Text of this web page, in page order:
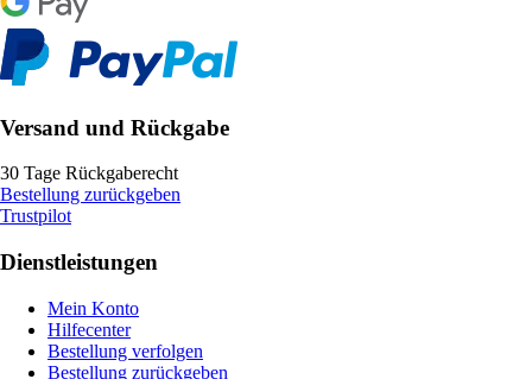
Versand und Rückgabe
30 Tage Rückgaberecht
Bestellung zurückgeben
Trustpilot
Dienstleistungen
Mein Konto
Hilfecenter
Bestellung verfolgen
Bestellung zurückgeben